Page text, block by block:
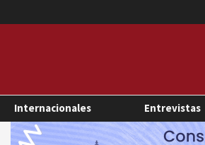
Internacionales Entrevistas